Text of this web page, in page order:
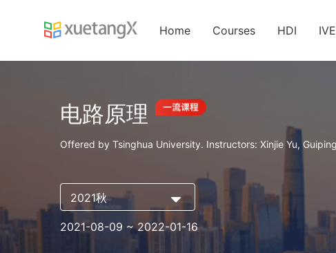
Home Courses HDI
电路原理
Offered by Tsinghua University. Instructors: Xinjie Yu,
2021秋
2021-08-09 ~ 2022-01-16